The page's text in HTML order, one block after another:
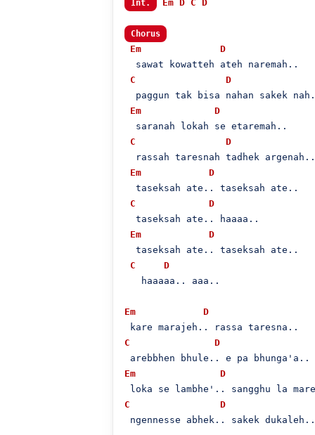
Int. Em D C D
Chorus
Em
D
  sawat kowatteh ateh naremah..
C
D
paggun tak bisa nahan sakek
Em
D
  saranah lokah se etaremah..
C
D
  rassah taresnah tadhek argenah..
Em
D
  taseksah ate.. taseksah ate..
C
D
  taseksah ate.. haaaa..
Em
D
  taseksah ate.. taseksah ate..
C
D
   haaaaa.. aaa..
Em
D
C
D
Em
D
C
D
ngennesse abhek.. sakek dukaleh..